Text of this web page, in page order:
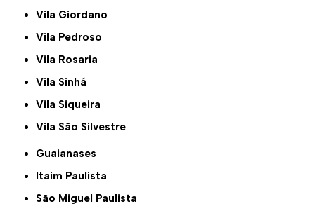
Vila Giordano
Vila Pedroso
Vila Rosaria
Vila Sinhá
Vila Siqueira
Vila São Silvestre
Guaianases
Itaim Paulista
São Miguel Paulista